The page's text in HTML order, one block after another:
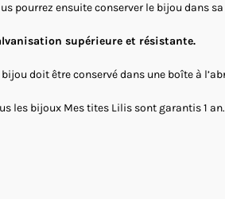
pourrez ensuite conserver le bijou dans
supérieure et résistante.
bijou doit être conservé dans une boîte à
les bijoux Mes tites Lilis sont garantis 1 an.